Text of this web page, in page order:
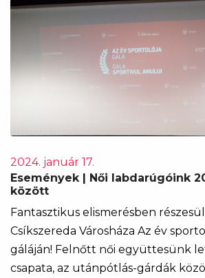
2024. január 17.
Események | Női labdarúgóink
között
Fantasztikus elismerésben
Csíkszereda Városháza Az év
gáláján! Felnőtt női együttesünk
csapata, az utánpótlás-gárdák